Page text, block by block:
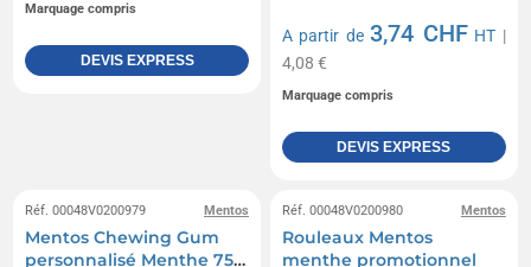
Marquage compris
DEVIS EXPRESS
A partir de3,74 CHF HT |
4,08 €
Marquage compris
DEVIS EXPRESS
Mentos
Réf. 00048V0200979
Mentos Chewing Gum
personnalisé Menthe 75
Mentos
Réf. 00048V0200980
Rouleaux Mentos
menthe promotionnel